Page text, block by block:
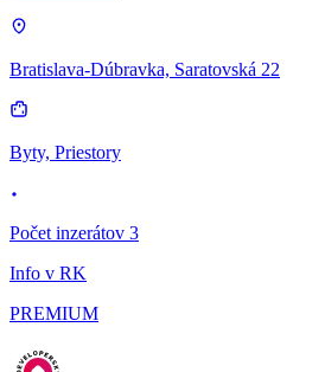
Bratislava-Dúbravka, Saratovská 22
Byty, Priestory
Počet inzerátov 3
Info v RK
PREMIUM